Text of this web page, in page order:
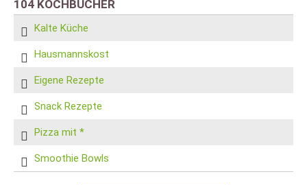
104 KOCHBÜCHER
Kalte Küche
Hausmannskost
Eigene Rezepte
Snack Rezepte
Pizza mit *
Smoothie Bowls